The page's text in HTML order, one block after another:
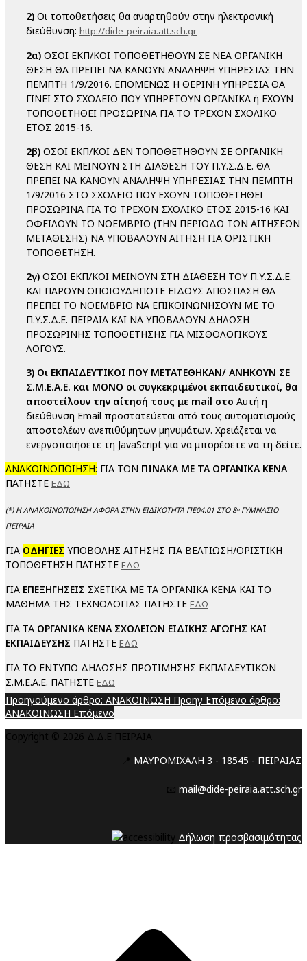
2) Οι τοποθετήσεις θα αναρτηθούν στην ηλεκτρονική
διεύθυνση: http://dide-peiraia.att.sch.gr
2α) ΟΣΟΙ ΕΚΠ/ΚΟΙ ΤΟΠΟΘΕΤΗΘΟΥΝ ΣΕ ΝΕΑ ΟΡΓΑΝΙΚΗ
ΘΕΣΗ ΘΑ ΠΡΕΠΕΙ ΝΑ ΚΑΝΟΥΝ ΑΝΑΛΗΨΗ ΥΠΗΡΕΣΙΑΣ ΤΗΝ
ΠΕΜΠΤΗ 1/9/2016. ΕΠΟΜΕΝΩΣ Η ΘΕΡΙΝΗ ΥΠΗΡΕΣΙΑ ΘΑ
ΓΙΝΕΙ ΣΤΟ ΣΧΟΛΕΙΟ ΠΟΥ ΥΠΗΡΕΤΟΥΝ ΟΡΓΑΝΙΚΑ ή ΕΧΟΥΝ
ΤΟΠΟΘΕΤΗΘΕΙ ΠΡΟΣΩΡΙΝΑ ΓΙΑ ΤΟ ΤΡΕΧΟΝ ΣΧΟΛΙΚΟ
ΕΤΟΣ 2015-16.
2β) ΟΣΟΙ ΕΚΠ/ΚΟΙ ΔΕΝ ΤΟΠΟΘΕΤΗΘΟΥΝ ΣΕ ΟΡΓΑΝΙΚΗ
ΘΕΣΗ ΚΑΙ ΜΕΙΝΟΥΝ ΣΤΗ ΔΙΑΘΕΣΗ ΤΟΥ Π.Υ.Σ.Δ.Ε. ΘΑ
ΠΡΕΠΕΙ ΝΑ ΚΑΝΟΥΝ ΑΝΑΛΗΨΗ ΥΠΗΡΕΣΙΑΣ ΤΗΝ ΠΕΜΠΤΗ
1/9/2016 ΣΤΟ ΣΧΟΛΕΙΟ ΠΟΥ ΕΧΟΥΝ ΤΟΠΟΘΕΤΗΘΕΙ
ΠΡΟΣΩΡΙΝΑ ΓΙΑ ΤΟ ΤΡΕΧΟΝ ΣΧΟΛΙΚΟ ΕΤΟΣ 2015-16 ΚΑΙ
ΟΦΕΙΛΟΥΝ ΤΟ ΝΟΕΜΒΡΙΟ (ΤΗΝ ΠΕΡΙΟΔΟ ΤΩΝ ΑΙΤΗΣΕΩΝ
ΜΕΤΑΘΕΣΗΣ) ΝΑ ΥΠΟΒΑΛΟΥΝ ΑΙΤΗΣΗ ΓΙΑ ΟΡΙΣΤΙΚΗ
ΤΟΠΟΘΕΤΗΣΗ.
2γ) ΟΣΟΙ ΕΚΠ/ΚΟΙ ΜΕΙΝΟΥΝ ΣΤΗ ΔΙΑΘΕΣΗ ΤΟΥ Π.Υ.Σ.Δ.Ε.
ΚΑΙ ΠΑΡΟΥΝ ΟΠΟΙΟΥΔΗΠΟΤΕ ΕΙΔΟΥΣ ΑΠΟΣΠΑΣΗ ΘΑ
ΠΡΕΠΕΙ ΤΟ ΝΟΕΜΒΡΙΟ ΝΑ ΕΠΙΚΟΙΝΩΝΗΣΟΥΝ ΜΕ ΤΟ
Π.Υ.Σ.Δ.Ε. ΠΕΙΡΑΙΑ ΚΑΙ ΝΑ ΥΠΟΒΑΛΟΥΝ ΔΗΛΩΣΗ
ΠΡΟΣΩΡΙΝΗΣ ΤΟΠΟΘΕΤΗΣΗΣ ΓΙΑ ΜΙΣΘΟΛΟΓΙΚΟΥΣ
ΛΟΓΟΥΣ.
3) Οι ΕΚΠΑΙΔΕΥΤΙΚΟΙ ΠΟΥ ΜΕΤΑΤΕΘΗΚΑΝ/ ΑΝΗΚΟΥΝ ΣΕ
Σ.Μ.Ε.Α.Ε. και ΜΟΝΟ οι συγκεκριμένοι εκπαιδευτικοί, θα
αποστείλουν την αίτησή τους με mail στο Αυτή η
διεύθυνση Email προστατεύεται από τους αυτοματισμούς
αποστολέων ανεπιθύμητων μηνυμάτων. Χρειάζεται να
ενεργοποιήσετε τη JavaScript για να μπορέσετε να τη δείτε.
ΑΝΑΚΟΙΝΟΠΟΙΗΣΗ: ΓΙΑ ΤΟΝ ΠΙΝΑΚΑ ΜΕ ΤΑ ΟΡΓΑΝΙΚΑ ΚΕΝΑ
ΠΑΤΗΣΤΕ ΕΔΩ
(*) Η ΑΝΑΚΟΙΝΟΠΟΙΗΣΗ ΑΦΟΡΑ ΣΤΗΝ ΕΙΔΙΚΟΤΗΤΑ ΠΕ04.01 ΣΤΟ 8οΓΥΜΝΑΣΙΟ
ΠΕΙΡΑΙΑ
ΓΙΑ ΟΔΗΓΙΕΣ ΥΠΟΒΟΛΗΣ ΑΙΤΗΣΗΣ ΓΙΑ ΒΕΛΤΙΩΣΗ/ΟΡΙΣΤΙΚΗ
ΤΟΠΟΘΕΤΗΣΗ ΠΑΤΗΣΤΕ ΕΔΩ
ΓΙΑ ΕΠΕΞΗΓΗΣΕΙΣ ΣΧΕΤΙΚΑ ΜΕ ΤΑ ΟΡΓΑΝΙΚΑ ΚΕΝΑ ΚΑΙ ΤΟ
ΜΑΘΗΜΑ ΤΗΣ ΤΕΧΝΟΛΟΓΙΑΣ ΠΑΤΗΣΤΕ ΕΔΩ
ΓΙΑ ΤΑ ΟΡΓΑΝΙΚΑ ΚΕΝΑ ΣΧΟΛΕΙΩΝ ΕΙΔΙΚΗΣ ΑΓΩΓΗΣ ΚΑΙ
ΕΚΠΑΙΔΕΥΣΗΣ ΠΑΤΗΣΤΕ ΕΔΩ
ΓΙΑ ΤΟ ΕΝΤΥΠΟ ΔΗΛΩΣΗΣ ΠΡΟΤΙΜΗΣΗΣ ΕΚΠΑΙΔΕΥΤΙΚΩΝ
Σ.Μ.Ε.Α.Ε. ΠΑΤΗΣΤΕ ΕΔΩ
Προηγούμενο άρθρο: ΑΝΑΚΟΙΝΩΣΗ Προηγ Επόμενο άρθρο:
ΑΝΑΚΟΙΝΩΣΗ Επόμενο
Copyright © 2026 Δ.Δ.Ε ΠΕΙΡΑΙΑ
📍 ΜΑΥΡΟΜΙΧΑΛΗ 3 - 18545 - ΠΕΙΡΑΙΑΣ
📧 mail@dide-peiraia.att.sch.gr
Δήλωση προσβασιμότητας